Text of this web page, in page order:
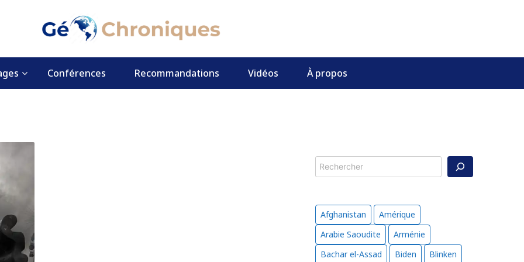
Conférences Recommandations Vidéos À propos
Rechercher
Afghanistan
Amérique
Arabie Saoudite
Arménie
Bachar el-Assad
Biden
Blinken